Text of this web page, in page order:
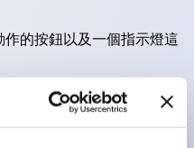
的按鈕以及一個指示燈這
電壓規格。